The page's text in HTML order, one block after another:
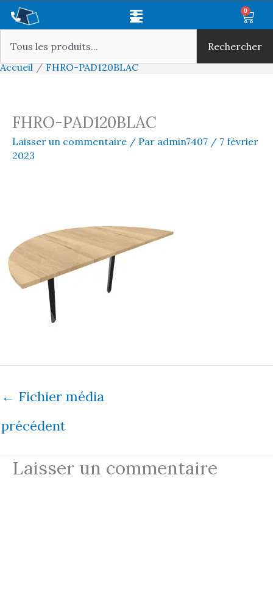
Aller
contenu
Main
0
Rechercher
Accueil
FHRO-PAD120BLAC
FHRO-PAD120BLAC
Laisser un commentaire / Par admin7407 / 7 février
2023
← Fichier média
précédent
Laisser un commentaire